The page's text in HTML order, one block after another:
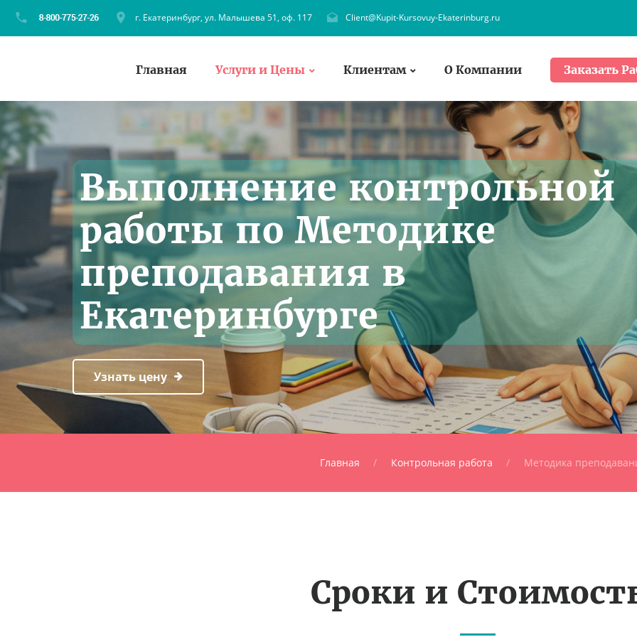
г. Екатеринбург, ул. Малышева 51, оф. 117 Client@Kupit-Kursovuy-Ekaterinburg.ru
Главная Услуги и Цены Клиентам О Компании Заказать
Выполнение контрольной
работы по Методике
преподавания в
Екатеринбурге
Узнать цену
Главная Контрольная работа Методика
Сроки и